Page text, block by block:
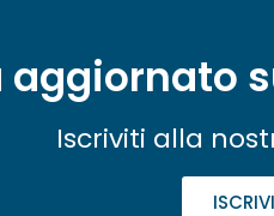
aggiornato
Iscriviti alla